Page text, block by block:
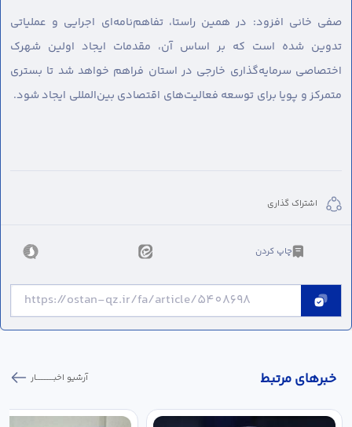
صفی خانی افزود: در همین راستا، تفاهم‌نامه‌ای اجرایی و عملیاتی
تدوین شده است که بر اساس آن، مقدمات ایجاد اولین شهرک
اختصاصی سرمایه‌گذاری خارجی در استان فراهم خواهد شد تا بستری
متمرکز و پویا برای توسعه فعالیت‌های اقتصادی بین‌المللی ایجاد شود.
اشتراک گذاری
چاپ کردن
خبر‌های مرتبط آرشیو اخبـــــــــــار